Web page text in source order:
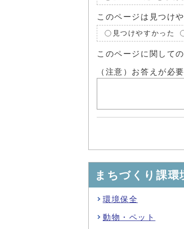
このページは見つけ
見つけやすかった
このページに関して
（注意）お答えが必
まちづくり課環
環境保全
動物・ペット